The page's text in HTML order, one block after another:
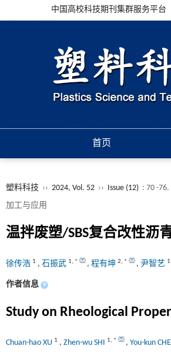
中国高校科技期刊集群服务平台
首页
塑料科技 ›› 2024, Vol. 52 ›› Issue (12) : 70 -76.
加工与应用
温拌废塑/SBS复合改性沥
徐传浩 1 , 石振武 1, * , 程有坤 2, * , 尹智艺 1
作者信息 +
Study on Rheological
Chuan-hao XU 1 , Zhen-wu SHI 1, * , You-kun